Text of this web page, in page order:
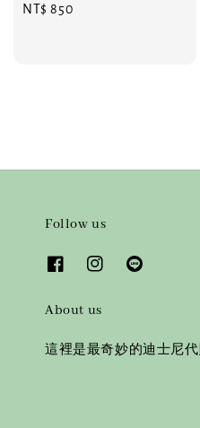
Regular
NT$ 850
Follow us
About us
這裡是最奇妙的迪士尼代